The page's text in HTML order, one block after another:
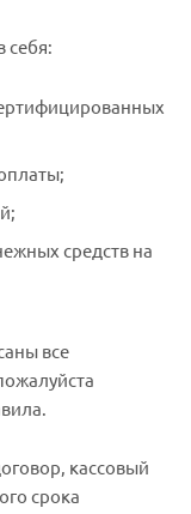
себя:
средств на
все
кассовый
срока